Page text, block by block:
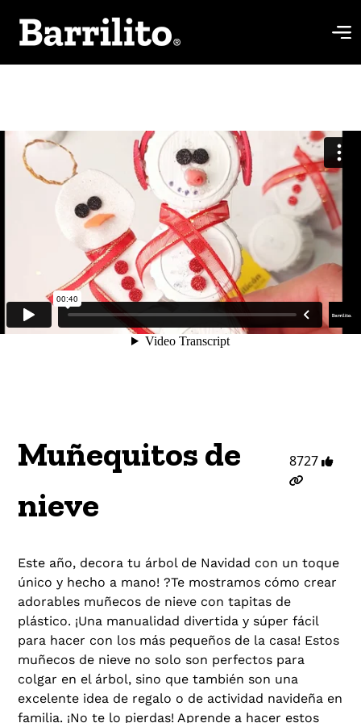
Muñequitos de
nieve
8727
Este año, decora tu árbol de Navidad con un toque
único y hecho a mano! ?Te mostramos cómo crear
adorables muñecos de nieve con tapitas de
plástico. ¡Una manualidad divertida y súper fácil
para hacer con los más pequeños de la casa! Estos
muñecos de nieve no solo son perfectos para
colgar en el árbol, sino que también son una
excelente idea de regalo o de actividad navideña en
familia. ¡No te lo pierdas! Aprende a hacer estos